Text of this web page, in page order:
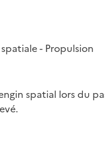
- Propulsion
spatial lors du